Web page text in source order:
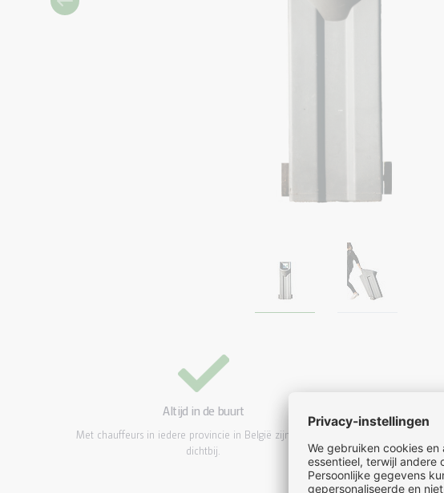
Altijd in de buurt
Met chauffeurs in iedere provincie in België zijn wij altijd
dichtbij.